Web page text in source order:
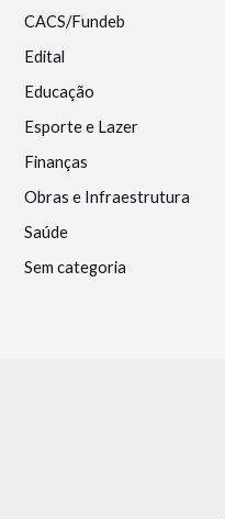
CACS/Fundeb
Edital
Educação
Esporte e Lazer
Finanças
Obras e Infraestrutura
Saúde
Sem categoria